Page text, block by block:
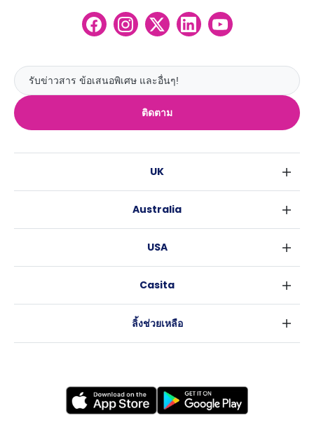
ติดตาม
UK
เอดินเบอระ
ลีดส์
โคเวนทรี
เลสเตอร์
Australia
บริสเบน
อะเดลายด์
USA
แอตแลนตา
Casita
ลิ้งช่วยเหลือ